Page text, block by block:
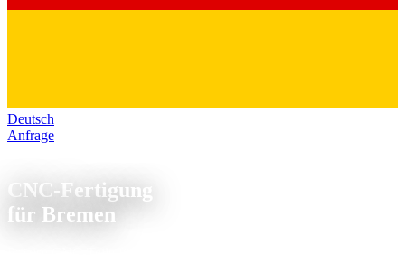
Deutsch
Anfrage
CNC-Fertigung
für Bremen